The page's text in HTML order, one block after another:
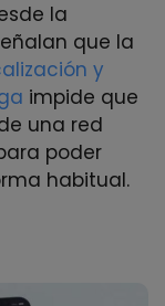
la
que la
y
impide que
una red
poder
habitual.